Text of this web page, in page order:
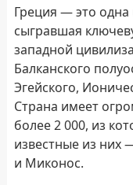
Греция — это
сыгравшая
западной
Балканского
Эгейского,
Страна имеет
более 2 000, из
известные из них
и Миконос.